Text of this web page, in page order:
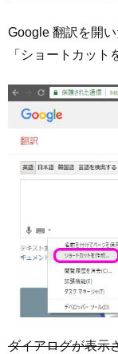
Google 翻訳を開
「ショートカット
ダイアログが表示